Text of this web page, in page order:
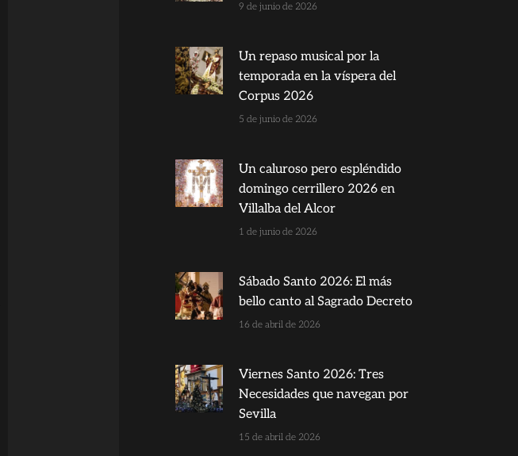
9 de junio de 2026
Un repaso musical por la
temporada en la víspera del
Corpus 2026
5 de junio de 2026
Un caluroso pero espléndido
domingo cerrillero 2026 en
Villalba del Alcor
1 de junio de 2026
Sábado Santo 2026: El más
bello canto al Sagrado Decreto
16 de abril de 2026
Viernes Santo 2026: Tres
Necesidades que navegan por
Sevilla
15 de abril de 2026